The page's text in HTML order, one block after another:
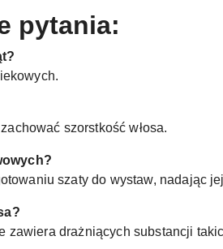
pytania:
szorstkość włosa.
szaty do wystaw, nadając
zawiera drażniących substancji